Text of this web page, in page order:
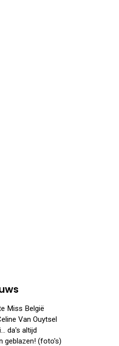
Miss België
Van Ouytsel
da's altijd
geblazen! (foto's)